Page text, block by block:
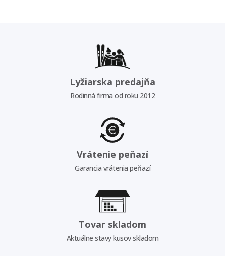
Lyžiarska predajňa
Rodinná firma od roku 2012
Vrátenie peňazí
Garancia vrátenia peňazí
Tovar skladom
Aktuálne stavy kusov skladom